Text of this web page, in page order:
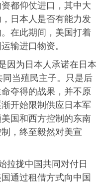
都仰仗进口，其中大
日本人是否有能力发
在此期间，美国打着
输进口物资。
因为日本人承诺在日本
当殖民主子。只是后
夺得的战果，并不原
开始限制供应日本军
国和西方控制的东南
，终至毅然对美宣
拉拢中国共同对付日
通过租借方式向中国